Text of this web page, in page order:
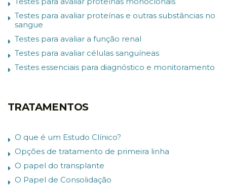
Testes para avaliar proteínas e outras substâncias no
sangue
Testes para avaliar a função renal
Testes para avaliar células sanguíneas
Testes essenciais para diagnóstico e monitoramento
TRATAMENTOS
O que é um Estudo Clínico?
Opções de tratamento de primeira linha
O papel do transplante
O Papel de Consolidação